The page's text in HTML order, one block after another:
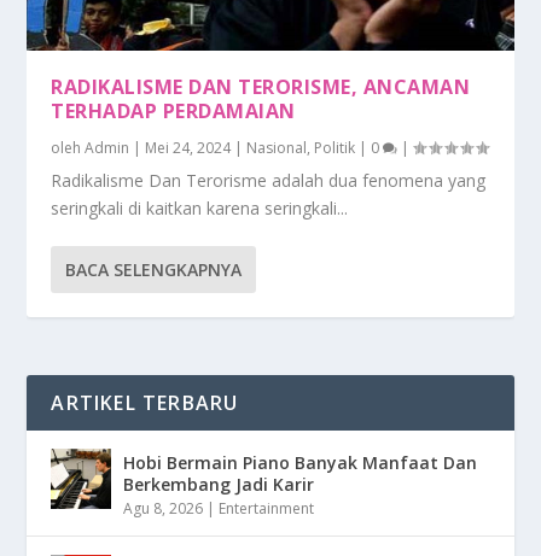
RADIKALISME DAN TERORISME, ANCAMAN
TERHADAP PERDAMAIAN
olehAdmin | Mei 24, 2024| Nasional, Politik | 0 |
Radikalisme Dan Terorisme adalah dua fenomena yang
seringkali di kaitkan karena seringkali...
BACA SELENGKAPNYA
ARTIKEL TERBARU
Hobi Bermain Piano Banyak Manfaat Dan
Berkembang Jadi Karir
Agu 8, 2026 | Entertainment